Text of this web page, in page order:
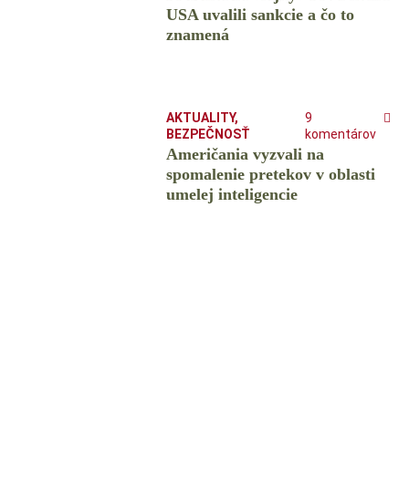
USA uvalili sankcie a čo to
znamená
AKTUALITY,
BEZPEČNOSŤ
9
komentárov
Američania vyzvali na
spomalenie pretekov v oblasti
umelej inteligencie